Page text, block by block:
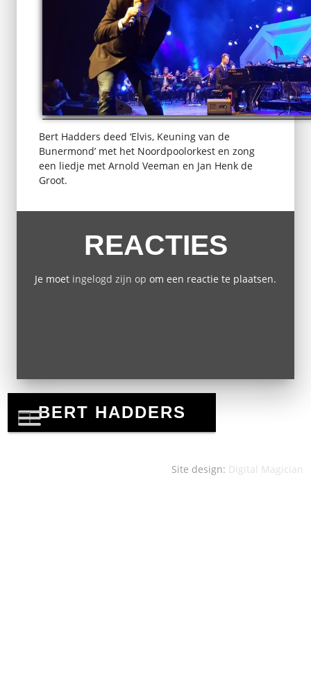
Bert Hadders deed ‘Elvis, Keuning van de
Bunermond’ met het Noordpoolorkest en zong
een liedje met Arnold Veeman en Jan Henk de
Groot.
REACTIES
Je moet ingelogd zijn op om een reactie te plaatsen.
Site design: Digital Magician